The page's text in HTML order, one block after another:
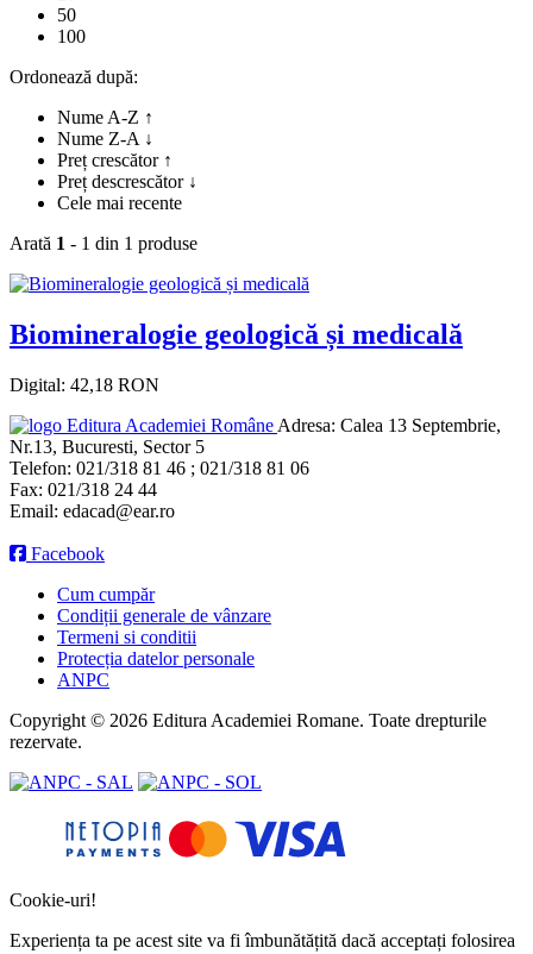
50
100
Ordonează după:
Nume A-Z ↑
Nume Z-A ↓
Preț crescător ↑
Preț descrescător ↓
Cele mai recente
Arată 1 - 1 din 1 produse
Biomineralogie geologică și medicală
Digital: 42,18 RON
Editura Academiei Române Adresa: Calea 13 Septembrie,
Nr.13, Bucuresti, Sector 5
Telefon: 021/318 81 46 ; 021/318 81 06
Fax: 021/318 24 44
Email: edacad@ear.ro
Facebook
Cum cumpăr
Condiții generale de vânzare
Termeni si conditii
Protecția datelor personale
ANPC
Copyright © 2026 Editura Academiei Romane. Toate drepturile
rezervate.
Cookie-uri!
Experiența ta pe acest site va fi îmbunătățită dacă acceptați folosirea